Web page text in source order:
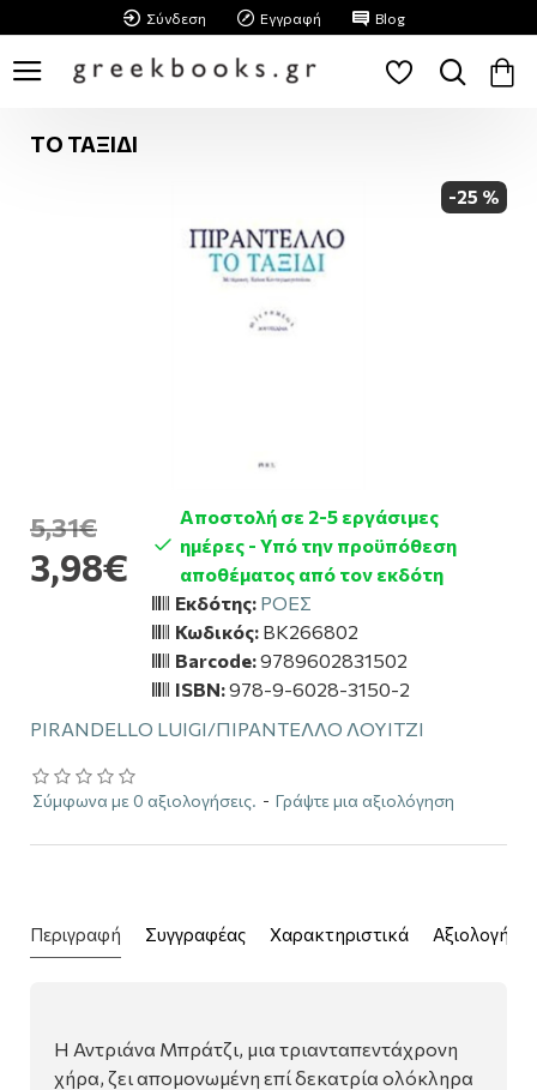
Σύνδεση Εγγραφή Blog
ΤΟ ΤΑΞΙΔΙ
-25 %
PIRANDELLO LUIGI/ΠΙΡΑΝΤΕΛΛΟ ΛΟΥΙΤΖΙ
Σύμφωνα με 0 αξιολογήσεις. - Γράψτε μια αξιολόγηση
3,98€
5,31€
Αποστολή σε 2-5 εργάσιμες
ημέρες - Υπό την προϋπόθεση
αποθέματος από τον εκδότη
Εκδότης: ΡΟΕΣ
Κωδικός: BK266802
Barcode:9789602831502
ISBN:978-9-6028-3150-2
Περιγραφή Συγγραφέας Χαρακτηριστικά
Η Αντριάνα Μπράτζι, μια τριανταπεντάχρονη
χήρα, ζει απομονωμένη επί δεκατρία ολόκληρα